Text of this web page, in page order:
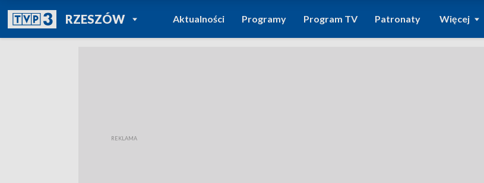
RZESZÓWPOWRÓT DO
TVP REGIONY
Aktualności Programy Program TV Patronaty Więcej